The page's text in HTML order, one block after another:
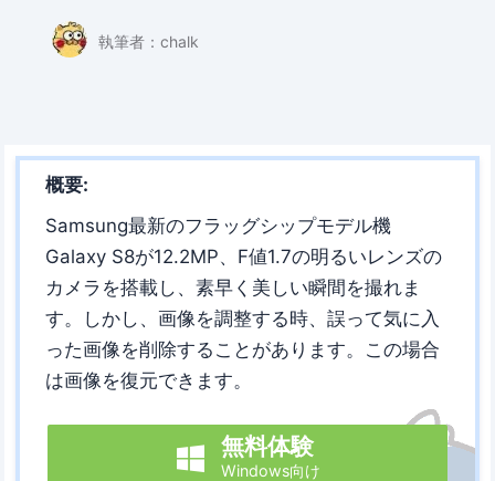
執筆者： chalk
概要:
Samsung最新のフラッグシップモデル機
Galaxy S8が12.2MP、F値1.7の明るいレンズの
カメラを搭載し、素早く美しい瞬間を撮れま
す。しかし、画像を調整する時、誤って気に入
った画像を削除することがあります。この場合
は画像を復元できます。
 無料体験
Windows向け